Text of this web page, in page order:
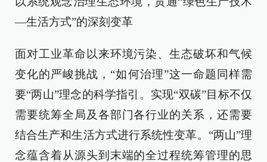
—生活方式”的深刻变革
面对工业革命以来环境污染、生态破坏和气候
变化的严峻挑战，“如何治理”这一命题同样需
要“两山”理念的科学指引。实现“双碳”目标不仅
需要统筹全局及各部门各行业的关系，还需要
结合生产和生活方式进行系统性变革。“两山”理
念蕴含着从源头到末端的全过程统筹管理的思